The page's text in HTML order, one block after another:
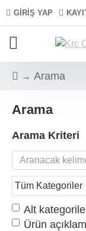
GIRIŞ YAP
Arama
Arama
Arama Kriteri
Alt
Ürün